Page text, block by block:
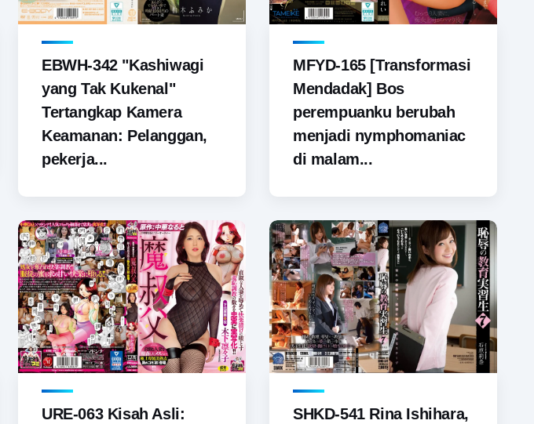
EBWH-342 "Kashiwagi
yang Tak Kukenal"
Tertangkap Kamera
Keamanan: Pelanggan,
pekerja...
MFYD-165 [Transformasi
Mendadak] Bos
perempuanku berubah
menjadi nymphomaniac
di malam...
URE-063 Kisah Asli:
SHKD-541 Rina Ishihara,